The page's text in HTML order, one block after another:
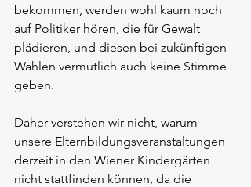
bekommen, werden wohl kaum noch
auf Politiker hören, die für Gewalt
plädieren, und diesen bei zukünftigen
Wahlen vermutlich auch keine Stimme
geben.
Daher verstehen wir nicht, warum
unsere Elternbildungsveranstaltungen
derzeit in den Wiener Kindergärten
nicht stattfinden können, da die